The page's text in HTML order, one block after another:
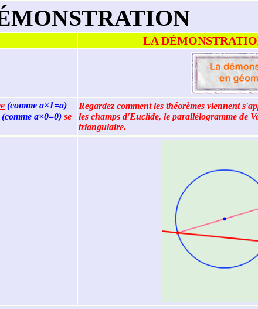
LA
(comme a×1=a)
(comme a×0=0) se
Regardez commentles théorèmes viennent
les champs d'Euclide, le parallélogramme de
triangulaire.